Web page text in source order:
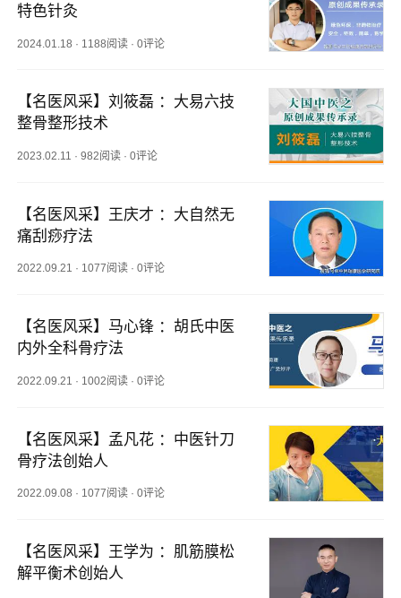
特色针灸
2024.01.18 · 1188阅读 ·0评论
【名医风采】刘筱磊 ：大易六技
整骨整形技术
2023.02.11 ·982阅读 ·0评论
【名医风采】王庆才 ：大自然无
痛刮痧疗法
2022.09.21 · 1077阅读 ·0评论
【名医风采】马心锋 ：胡氏中医
内外全科骨疗法
2022.09.21 · 1002阅读 ·0评论
【名医风采】孟凡花 ：中医针刀
骨疗法创始人
2022.09.08 · 1077阅读 ·0评论
【名医风采】王学为 ：肌筋膜松
解平衡术创始人